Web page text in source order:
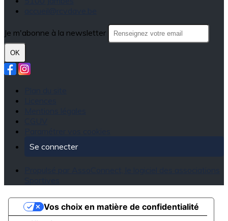
Je m'abonne à la newsletter
OK
Se connecter
Vos choix en matière de confidentialité